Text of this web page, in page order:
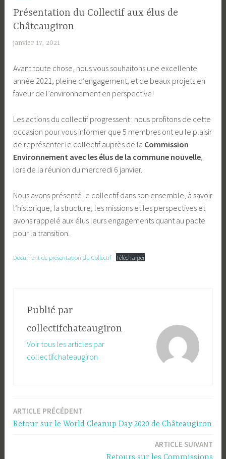
Présentation du Collectif aux élus de
Châteaugiron
janvier 17, 2021
l
l
e
t
i
f
c
h
t
e
a
u
i
Avant toute chose, nous vous souhaitons une excellente
année 2021, pleine d’engagement, et de beaux projets en
faveur de l’environnement en perspective!
Les actions du collectif progressent : nous profitons de cette
occasion pour vous informer que 5 membres ont eu le plaisir
de représenter le collectif auprès de la Commission
Environnement avec les élus de la commune nouvelle,
lors de la réunion du mercredi 6 janvier.
Nous avons présenté le collectif dans son ensemble, à savoir
l’historique, la structure, les missions et les perspectives et
avons rappelé aux élus leurs engagements quant au pacte
pour la transition.
Document de présentation du Collectif Télécharger
Publié par
collectifchateaugiron
Voir tous les articles par
collectifchateaugiron
Navigation
ARTICLE PRÉCÉDENT
Retour sur le World Cleanup Day 2020 de Châteaugiron
ARTICLE SUIVANT